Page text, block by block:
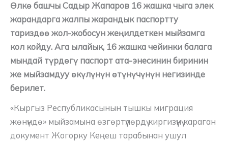
Өлкө башчы Садыр Жапаров 16 жашка чыга элек
жарандарга жалпы жарандык паспортту
тариздөө жол-жобосун жеңилдеткен мыйзамга
кол койду. Ага ылайык, 16 жашка чейинки балага
мындай түрдөгү паспорт ата-энесинин биринин
же мыйзамдуу өкүлүнүн өтүнүчүнүн негизинде
берилет.
«Кыргыз Республикасынын тышкы миграция
жөнүндө» мыйзамына өзгөртүүлөрдү киргизүүнү караган
документ Жогорку Кеңеш тарабынан ушул